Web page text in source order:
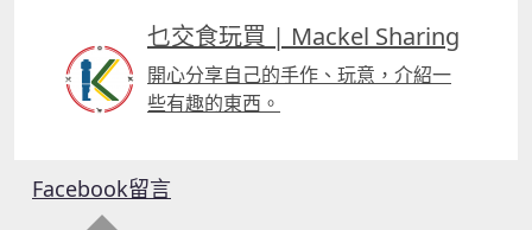
乜交食玩買 | Mackel Sharing
開心分享自己的手作、玩意，介紹一
些有趣的東西。
Facebook留言